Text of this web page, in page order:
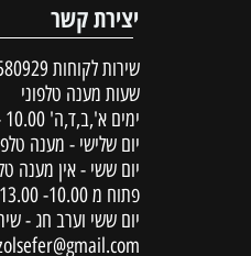
יצירת קשר
שירות לקוחות
שעות מענה טלפוני
ימים א',ב,ד,ה' 10.00 -18.00
יום שלישי - מענה
יום ששי - אין מענה
פתוח מ 10.00- 13.00
יום ששי וערב חג -
zolsefer@gmail.com